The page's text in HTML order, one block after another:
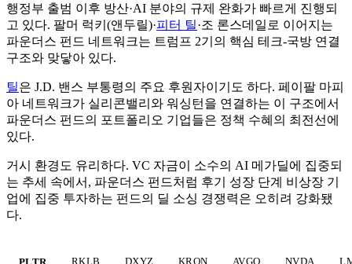
행정부 출범 이후 방산·AI 분야의 규제 완화가 빠르게 진행되
고 있다. 팔머 럭키(앤두릴)·피터 틸·조 론스데일로 이어지는
파운더스 펀드 네트워크는 트럼프 2기의 핵심 테크-국방 연결
구조와 맞닿아 있다.
틸은 J.D. 밴스 부통령의 주요 후원자이기도 하다. 페이팔 마피
아 네트워크가 실리콘밸리와 워싱턴을 연결하는 이 구조에서
파운더스 펀드의 포트폴리오 기업들은 정책 수혜의 최전선에
있다.
거시 환경도 유리하다. VC 자금이 소수의 AI 메가딜에 집중되
는 추세 속에서, 파운더스 펀드처럼 후기 성장 단계 비상장 기
업에 집중 투자하는 펀드의 딜 소싱 경쟁력은 오히려 강화됐
다.
RKLB DXYZ KRON AVGO NVDA